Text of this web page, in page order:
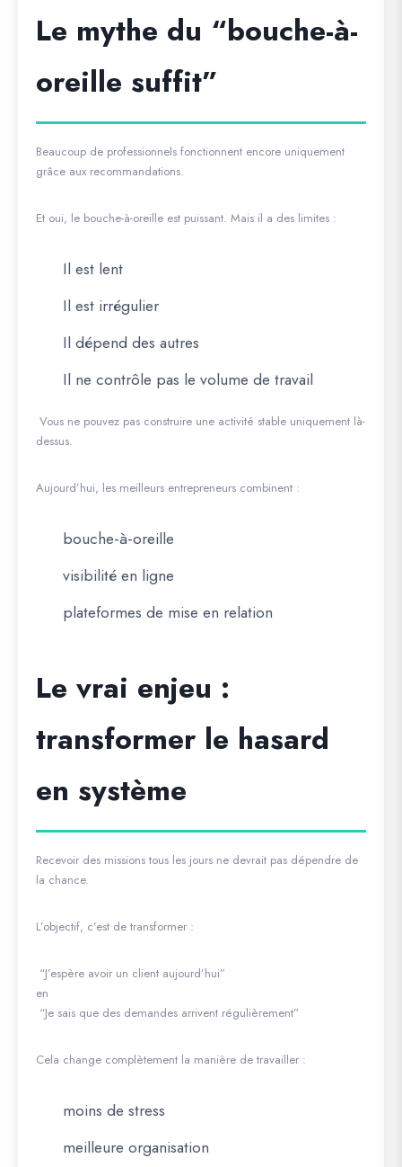
Le mythe du “bouche-à-
oreille suffit”
Beaucoup de professionnels fonctionnent encore uniquement
grâce aux recommandations.
Et oui, le bouche-à-oreille est puissant. Mais il a des limites :
Il est lent
Il est irrégulier
Il dépend des autres
Il ne contrôle pas le volume de travail
Vous ne pouvez pas construire une activité stable uniquement là-
dessus.
Aujourd’hui, les meilleurs entrepreneurs combinent :
bouche-à-oreille
visibilité en ligne
plateformes de mise en relation
Le vrai enjeu :
transformer le hasard
en système
Recevoir des missions tous les jours ne devrait pas dépendre de
la chance.
L’objectif, c’est de transformer :
“J’espère avoir un client aujourd’hui”
en
“Je sais que des demandes arrivent régulièrement”
Cela change complètement la manière de travailler :
moins de stress
meilleure organisation